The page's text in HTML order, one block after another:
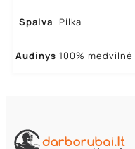
Spalva Pilka
Audinys 100% medvilnė